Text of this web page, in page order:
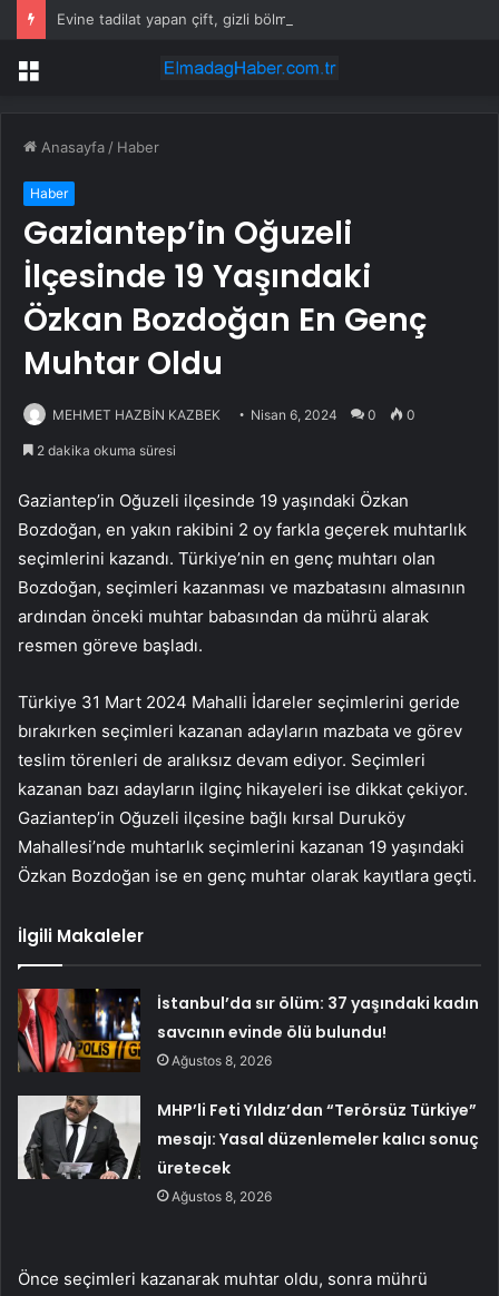
Menü
Anasayfa / Haber
Haber
Gaziantep’in Oğuzeli
İlçesinde 19 Yaşındaki
Özkan Bozdoğan En Genç
Muhtar Oldu
MEHMET HAZBİN KAZBEK Nisan 6, 2024 0 0
2 dakika okuma süresi
Gaziantep’in Oğuzeli ilçesinde 19 yaşındaki Özkan
Bozdoğan, en yakın rakibini 2 oy farkla geçerek muhtarlık
seçimlerini kazandı. Türkiye’nin en genç muhtarı olan
Bozdoğan, seçimleri kazanması ve mazbatasını almasının
ardından önceki muhtar babasından da mührü alarak
resmen göreve başladı.
Türkiye 31 Mart 2024 Mahalli İdareler seçimlerini geride
bırakırken seçimleri kazanan adayların mazbata ve görev
teslim törenleri de aralıksız devam ediyor. Seçimleri
kazanan bazı adayların ilginç hikayeleri ise dikkat çekiyor.
Gaziantep’in Oğuzeli ilçesine bağlı kırsal Duruköy
Mahallesi’nde muhtarlık seçimlerini kazanan 19 yaşındaki
Özkan Bozdoğan ise en genç muhtar olarak kayıtlara geçti.
İlgili Makaleler
İstanbul’da sır ölüm: 37 yaşındaki kadın
savcının evinde ölü bulundu!
Ağustos 8, 2026
MHP’li Feti Yıldız’dan “Terörsüz Türkiye”
mesajı: Yasal düzenlemeler kalıcı sonuç
üretecek
Ağustos 8, 2026
Önce seçimleri kazanarak muhtar oldu, sonra mührü